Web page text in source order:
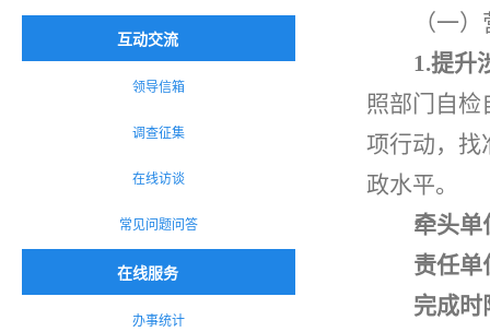
互动交流
领导信箱
调查征集
在线访谈
常见问题问答
在线服务
办事统计
（一
1.提升
照部门自检
项行动， 找
政水平。
牵头单
责任单
完成时